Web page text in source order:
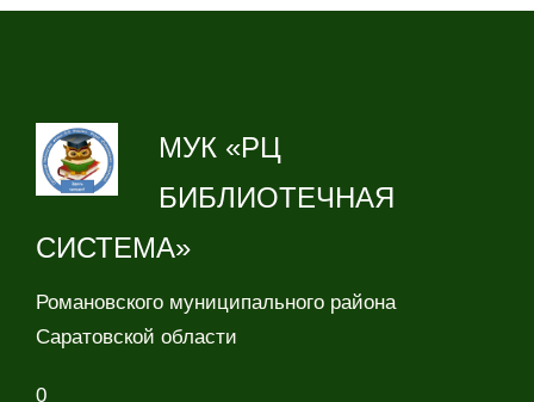
МУК «РЦ
БИБЛИОТЕЧНАЯ
СИСТЕМА»
Романовского муниципального района
Саратовской области
0